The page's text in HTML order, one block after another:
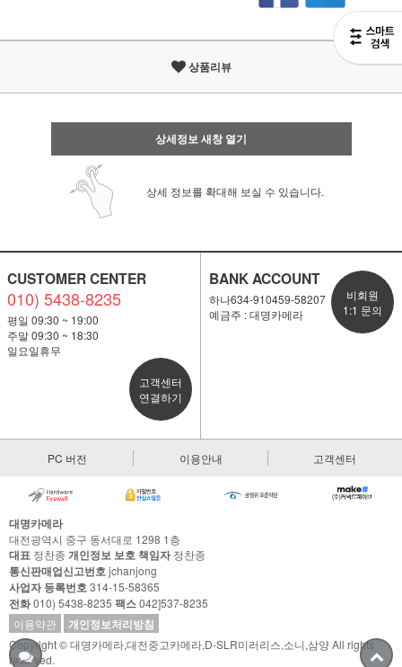
상품리뷰
상세정보 새창 열기
상세 정보를 확대해 보실 수 있습니다.
CUSTOMER CENTER
010) 5438-8235
평일 09:30 ~ 19:00
주말 09:30 ~ 18:30
일요일휴무
고객센터
연결하기
BANK ACCOUNT
하나634-910459-58207
예금주 : 대명카메라
비회원
1:1 문의
PC 버전 이용안내 고객센터
대명카메라
대전광역시 중구 동서대로 1298 1층
대표 정찬종 개인정보 보호 책임자정찬종
통신판매업신고번호jchanjong
사업자 등록번호314-15-58365
전화010) 5438-8235 팩스042]537-8235
이용약관
개인정보처리방침
Copyright © 대명카메라,대전중고카메라,D-SLR미러리스,소니,삼양 All rights
reserved.